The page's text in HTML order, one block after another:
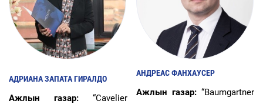
АДРИАНА ЗАПАТА ГИРАЛДО
Ажлын газар:“Cavelier
АНДРЕАС ФАНХАУСЕР
Ажлын газар:“Baumgartner